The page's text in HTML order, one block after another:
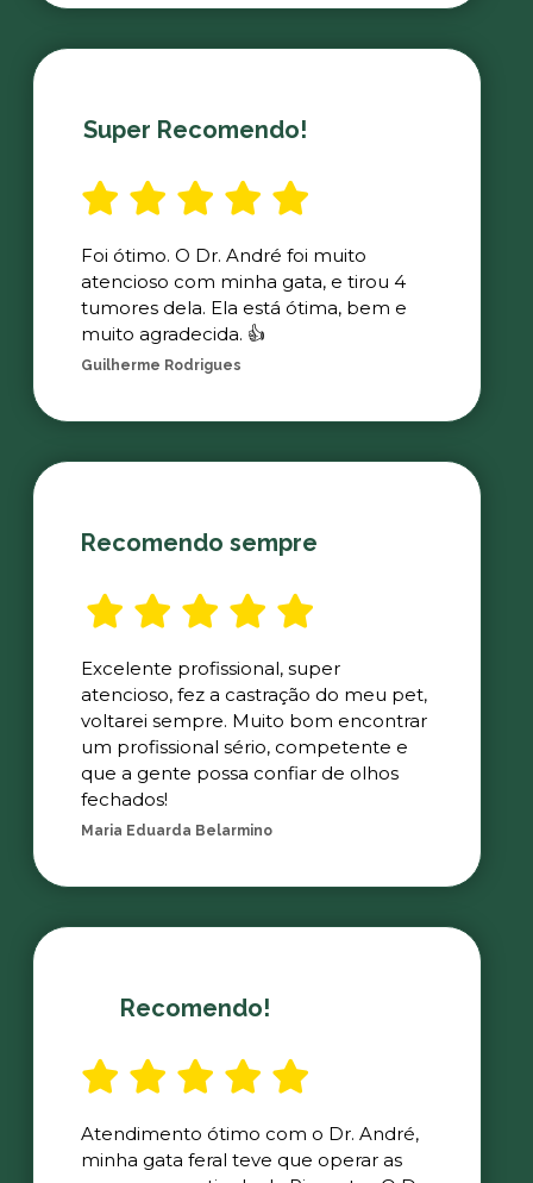
Super Recomendo!
Foi ótimo. O Dr. André foi muito
atencioso com minha gata, e tirou 4
tumores dela. Ela está ótima, bem e
muito agradecida. 👍
Guilherme Rodrigues
Recomendo sempre
Excelente profissional, super
atencioso, fez a castração do meu pet,
voltarei sempre. Muito bom encontrar
um profissional sério, competente e
que a gente possa confiar de olhos
fechados!
Maria Eduarda Belarmino
Recomendo!
Atendimento ótimo com o Dr. André,
minha gata feral teve que operar as